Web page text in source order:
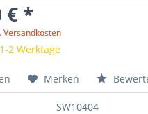
€ *
Versandkosten
2 Werktage
Merken
SW10404